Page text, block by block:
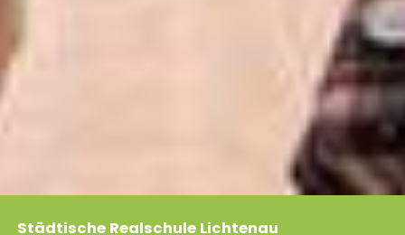
Städtische Realschule Lichtenau